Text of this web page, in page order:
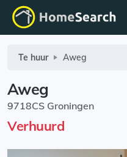
Te huur Aweg
Aweg
9718CS Groningen
Verhuurd